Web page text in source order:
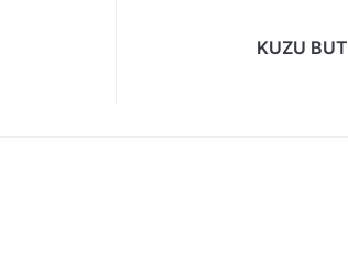
KUZU BUT